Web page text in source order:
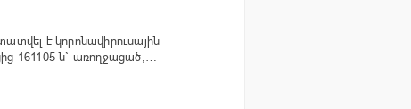
է կորոնավիրուսային
161105-ն` առողջացած,…